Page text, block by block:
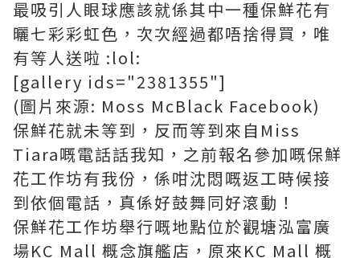
最吸引人眼球應該就係其中一種保鮮花有
曬七彩彩虹色， 次次經過都唔捨得買，唯
有等人送啦 :lol:
[gallery ids="2381355"]
(圖片來源: Moss McBlack Facebook)
保鮮花就未等到，反而等到來自Miss
Tiara嘅電話話我知，之前報名參加嘅保鮮
花工作坊有我份，係咁沈悶嘅返工時候接
到依個電話，真係好鼓舞同好滾動！
保鮮花工作坊舉行嘅地點位於觀塘泓富廣
場KC Mall 概念旗艦店，原來KC Mall 概